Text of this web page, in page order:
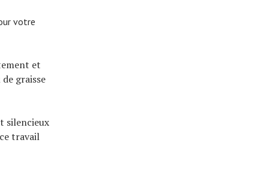
votre
et
graisse
silencieux
travail